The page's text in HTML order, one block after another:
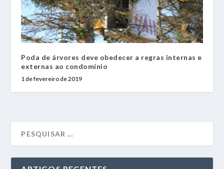
Poda de árvores deve obedecer a regras internas e
externas ao condomínio
1 de fevereiro de 2019